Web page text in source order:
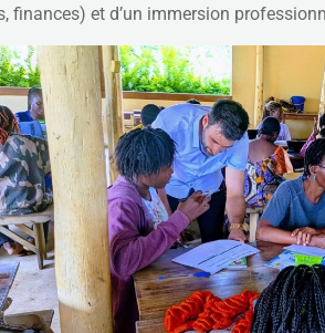
finances) et d’un immersion